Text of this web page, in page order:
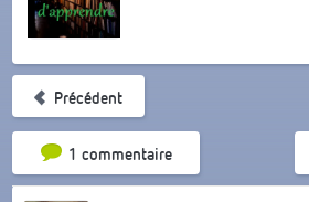
Précédent
1 commentaireTri par popularité